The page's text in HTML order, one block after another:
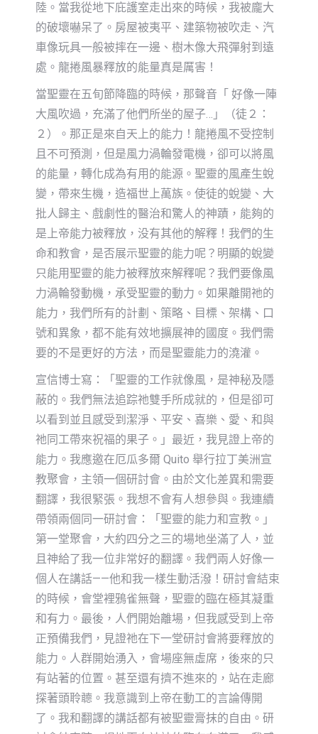
陸。當我從地下庇護室走出來的時候，我被龐大
的破壞嚇呆了。房屋被夷平、建築物被吹走、汽
車像玩具一般被摔在一邊、樹木像大飛彈射到遠
處。龍捲風暴釋放的能量真是厲害！
當聖靈在五旬節降臨的時候，那聲音「 好像一陣
大風吹過，充滿了他們所坐的屋子…」（徒２：
２）。那正是來自天上的能力！龍捲風不受控制
且不可預測，但是風力渦輪發電機，卻可以將風
的能量，轉化成為有用的能源。聖靈的風產生蛻
變，帶來生機，造福世上萬族。使徒的蛻變、大
批人歸主、戲劇性的醫治和驚人的神蹟，能夠的
是上帝能力被釋放，没有其他的解釋！我們的生
命和教會，是否展示聖靈的能力呢？明顯的蛻變
只能用聖靈的能力被釋放來解釋呢？我們要像風
力渦輪發動機，承受聖靈的動力。如果離開祂的
能力，我們所有的計劃、策略、目標、架構、口
號和異象，都不能有效地擴展神的國度。我們需
要的不是更好的方法，而是聖靈能力的澆灌。
宣信博士寫：「聖靈的工作就像風，是神秘及隱
蔽的。我們無法追踪祂雙手所成就的，但是卻可
以看到並且感受到潔淨、平安、喜樂、愛、和與
祂同工帶來祝福的果子。」最近，我見證上帝的
能力。我應邀在厄瓜多爾 Quito 舉行拉丁美洲宣
教聚會，主領一個研討會。由於文化差異和需要
翻譯，我很緊張。我想不會有人想參與。我連續
帶領兩個同一研討會：「聖靈的能力和宣教。」
第一堂聚會，大約四分之三的場地坐滿了人，並
且神給了我一位非常好的翻譯。我們兩人好像一
個人在講話——他和我一樣生動活潑！研討會結束
的時候，會堂裡鴉雀無聲，聖靈的臨在極其凝重
和有力。最後，人們開始離場，但我感受到上帝
正預備我們，見證祂在下一堂研討會將要釋放的
能力。人群開始湧入，會場座無虛席，後來的只
有站著的位置。甚至還有擠不進來的，站在走廊
探著頭聆聼。我意識到上帝在動工的言論傳開
了。我和翻譯的講話都有被聖靈膏抹的自由。研